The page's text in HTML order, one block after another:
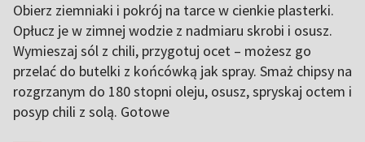
Obierz ziemniaki i pokrój na tarce w cienkie plasterki.
Opłucz je w zimnej wodzie z nadmiaru skrobi i osusz.
Wymieszaj sól z chili, przygotuj ocet – możesz go
przelać do butelki z końcówką jak spray. Smaż chipsy na
rozgrzanym do 180 stopni oleju, osusz, spryskaj octem i
posyp chili z solą. Gotowe